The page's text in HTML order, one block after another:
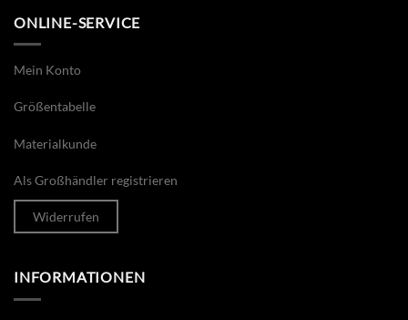
ONLINE-SERVICE
Mein Konto
Größentabelle
Materialkunde
Als Großhändler registrieren
Widerrufen
INFORMATIONEN